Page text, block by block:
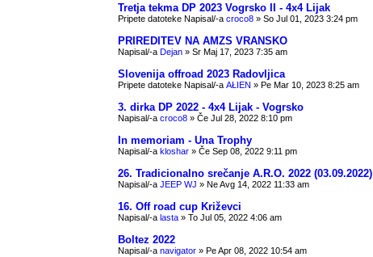
Tretja tekma DP 2023 Vogrsko II - 4x4 Lijak
Pripete datoteke Napisal/-a croco8 » So Jul 01, 2023 3:24 pm
PRIREDITEV NA AMZS VRANSKO
Napisal/-a Dejan » Sr Maj 17, 2023 7:35 am
Slovenija offroad 2023 Radovljica
Pripete datoteke Napisal/-a AŁIEN » Pe Mar 10, 2023 8:25 am
3. dirka DP 2022 - 4x4 Lijak - Vogrsko
Napisal/-a croco8 » Če Jul 28, 2022 8:10 pm
In memoriam - Una Trophy
Napisal/-a kloshar » Če Sep 08, 2022 9:11 pm
26. Tradicionalno srečanje A.R.O. 2022 (03.09.2022)
Napisal/-a JEEP WJ » Ne Avg 14, 2022 11:33 am
16. Off road cup Križevci
Napisal/-a lasta » To Jul 05, 2022 4:06 am
Boltez 2022
Napisal/-a navigator » Pe Apr 08, 2022 10:54 am